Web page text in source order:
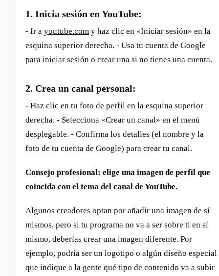
1. Inicia sesión en YouTube:
- Ir a youtube.com y haz clic en «Iniciar sesión» en la
esquina superior derecha. - Usa tu cuenta de Google
para iniciar sesión o crear una si no tienes una cuenta.
2. Crea un canal personal:
- Haz clic en tu foto de perfil en la esquina superior
derecha. - Selecciona «Crear un canal» en el menú
desplegable. - Confirma los detalles (el nombre y la
foto de tu cuenta de Google) para crear tu canal.
Consejo profesional: elige una imagen de perfil que
coincida con el tema del canal de YouTube.
Algunos creadores optan por añadir una imagen de sí
mismos, pero si tu programa no va a ser sobre ti en sí
mismo, deberías crear una imagen diferente. Por
ejemplo, podría ser un logotipo o algún diseño especial
que indique a la gente qué tipo de contenido va a subir